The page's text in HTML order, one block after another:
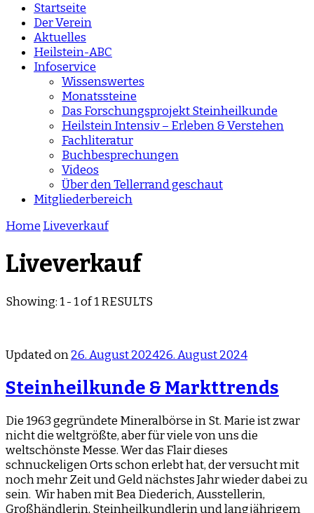
Startseite
Der Verein
Aktuelles
Heilstein-ABC
Infoservice
Wissenswertes
Monatssteine
Das Forschungsprojekt Steinheilkunde
Heilstein Intensiv – Erleben & Verstehen
Fachliteratur
Buchbesprechungen
Videos
Über den Tellerrand geschaut
Mitgliederbereich
Home Liveverkauf
Liveverkauf
Showing: 1 - 1 of 1 RESULTS
Updated on26. August 202426. August 2024
Steinheilkunde & Markttrends
Die 1963 gegründete Mineralbörse in St. Marie ist zwar
nicht die weltgrößte, aber für viele von uns die
weltschönste Messe. Wer das Flair dieses
schnuckeligen Orts schon erlebt hat, der versucht mit
noch mehr Zeit und Geld nächstes Jahr wieder dabei zu
sein. Wir haben mit Bea Diederich, Ausstellerin,
Großhändlerin, Steinheilkundlerin und langjährigem